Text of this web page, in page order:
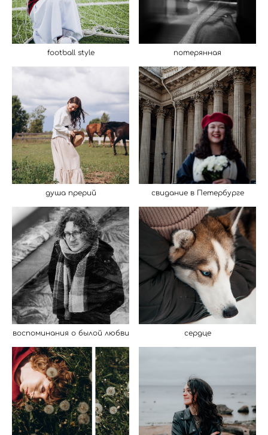
football style потерянная
душа прерий свидание в Петербурге
воспоминания о былой любви сердце